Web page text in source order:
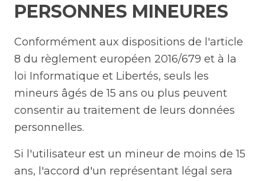
PERSONNES MINEURES
Conformément aux dispositions de l'article
8 du règlement européen 2016/679 et à la
loi Informatique et Libertés, seuls les
mineurs âgés de 15 ans ou plus peuvent
consentir au traitement de leurs données
personnelles.
Si l'utilisateur est un mineur de moins de 15
ans, l'accord d'un représentant légal sera